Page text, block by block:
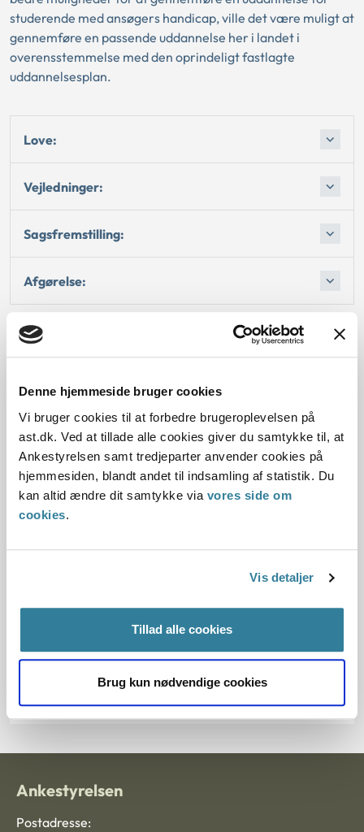
Denne hjemmeside bruger cookies
Vi bruger cookies til at forbedre brugeroplevelsen på
ast.dk. Ved at tillade alle cookies giver du samtykke til, at
Ankestyrelsen samt tredjeparter anvender cookies på
hjemmesiden, blandt andet til indsamling af statistik. Du
kan altid ændre dit samtykke via vores side om
cookies.
Vis detaljer
Tillad alle cookies
Brug kun nødvendige cookies
studerende med ansøgers handicap, ville det være muligt at
gennemføre en passende uddannelse her i landet i
overensstemmelse med den oprindeligt fastlagte
uddannelsesplan.
Love:
Vejledninger:
Sagsfremstilling:
Afgørelse:
Offentliggørelsesdato
11.07.2013
Denne principafgørelse er kasseret den 4. juni 2019,
1.7.1998.
§ 5 § 45 § 43 § 1 § 51 § 46b § 44 § 3
Journalnummer
Ankestyrelsen
Postadresse: